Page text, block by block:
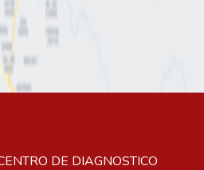
DE DIAGNOSTICO